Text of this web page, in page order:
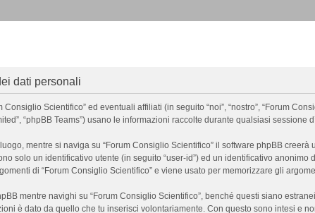
dati personali
Scientifico” ed eventuali affiliati (in seguito “noi”, “nostro”, “Forum
“phpBB Teams”) usano le informazioni raccolte durante qualsiasi sessione
mentre si naviga su “Forum Consiglio Scientifico” il software phpBB
solo un identificativo utente (in seguito “user-id”) ed un identificativo
di “Forum Consiglio Scientifico” e viene usato per memorizzare gli
mentre navighi su “Forum Consiglio Scientifico”, benché questi siano
è dato da quello che tu inserisci volontariamente. Con questo sono intesi e